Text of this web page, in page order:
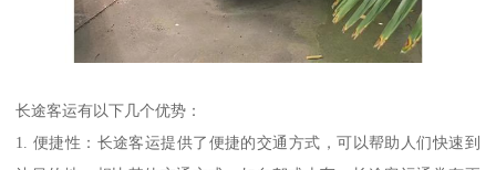
长途客运有以下几个优势：
1. 便捷性：长途客运提供了便捷的交通方式，可以帮助人们快速到